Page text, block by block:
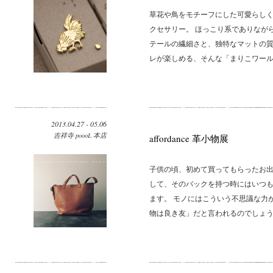
草花や鳥をモチーフにした可愛らし
クセサリー。 ほっこり系でありなが
テールの繊細さと、独特なマットの
レが楽しめる、そんな「まりこワー
2013.04.27 - 05.06
吉祥寺 poooL 本店 affordance 革小物展
子供の頃、初めて買ってもらったお
して、そのバックを持つ時にはいつ
ます。 モノにはこういう不思議な
物は良き友」だと言われるのでしょ